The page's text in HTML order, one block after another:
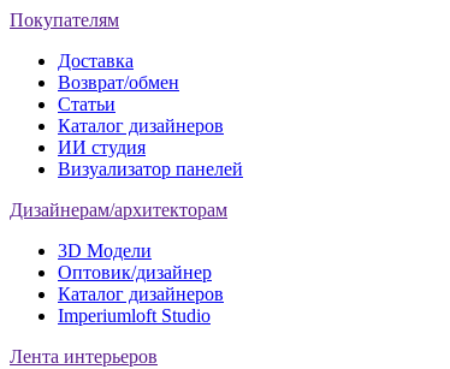
Покупателям
Доставка
Возврат/обмен
Статьи
Каталог дизайнеров
ИИ студия
Визуализатор панелей
Дизайнерам/архитекторам
3D Модели
Оптовик/дизайнер
Каталог дизайнеров
Imperiumloft Studio
Лента интерьеров